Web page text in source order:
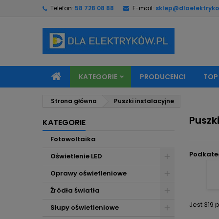
Telefon: 58 728 08 88 E-mail:
KATEGORIE PRODUCENCI
Strona główna Puszki instalacyjne
KATEGORIE
Fotowoltaika
Oświetlenie LED
Oprawy oświetleniowe
Źródła światła
Słupy oświetleniowe
Jest 319